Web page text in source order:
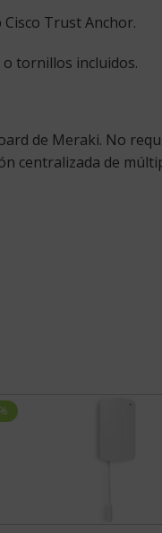
Trust Anchor.
tornillos incluidos.
de Meraki. No
centralizada de